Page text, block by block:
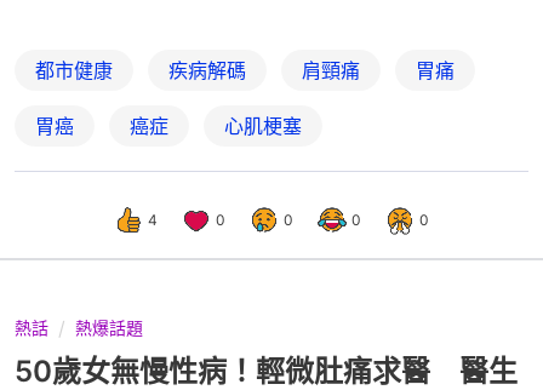
都市健康 疾病解碼 肩頸痛 胃痛
胃癌 癌症 心肌梗塞
4 0 0 0 0
熱話 熱爆話題
50歲女無慢性病！輕微肚痛求醫 醫生